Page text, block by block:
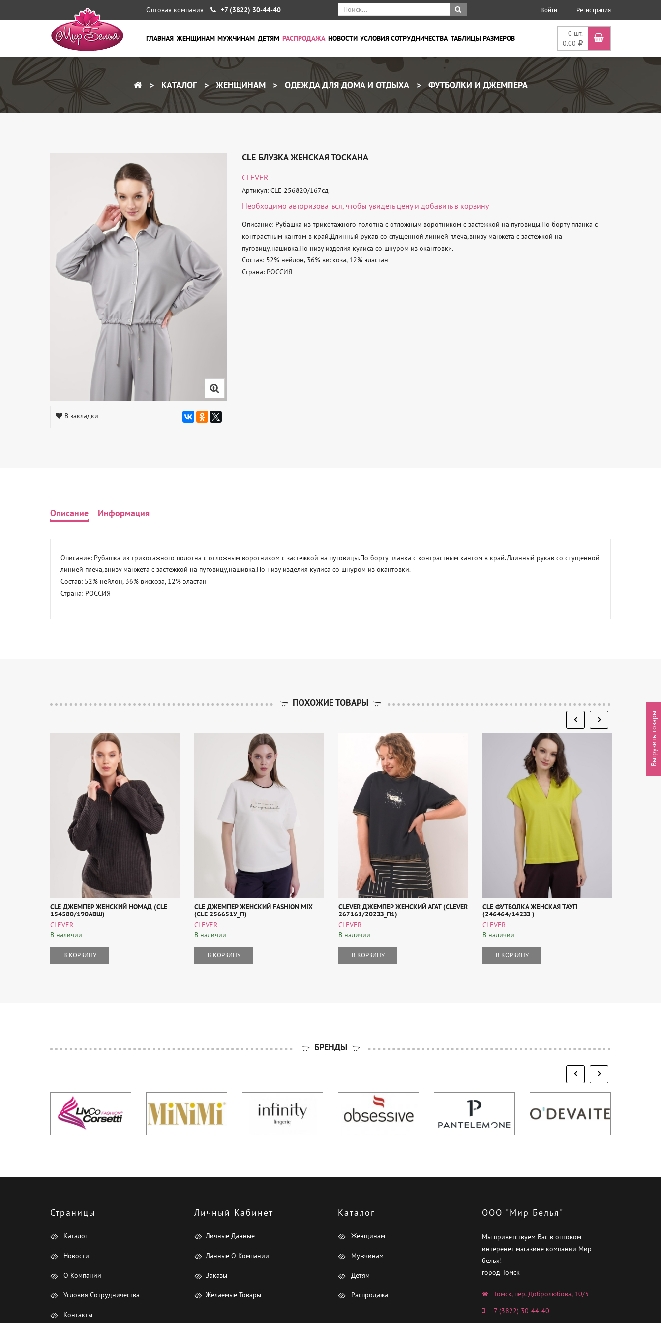
Оптовая компания +7 (3822) 30-44-40 Войти Регистрация
0 шт.
0.00
ГЛАВНАЯ ЖЕНЩИНАМ МУЖЧИНАМ ДЕТЯМ РАСПРОДАЖА НОВОСТИ УСЛОВИЯ СОТРУДНИЧЕСТВА ТАБЛИЦЫ РАЗМЕРОВ
КАТАЛОГ ЖЕНЩИНАМ ОДЕЖДА ДЛЯ ДОМА И ОТДЫХА ФУТБОЛКИ И ДЖЕМПЕРА
В закладки
CLE БЛУЗКА ЖЕНСКАЯ ТОСКАНА
CLEVER
Артикул: CLE 256820/167сд
Необходимо авторизоваться, чтобы увидеть цену и добавить в корзину
Описание: Рубашка из трикотажного полотна с отложным воротником с застежкой на пуговицы.По борту планка с
контрастным кантом в край.Длинный рукав со спущенной линией плеча,внизу манжета с застежкой на
пуговицу,нашивка.По низу изделия кулиса со шнуром из окантовки.
Состав: 52% нейлон, 36% вискоза, 12% эластан
Страна: РОССИЯ
Описание Информация
Описание: Рубашка из трикотажного полотна с отложным воротником с застежкой на пуговицы.По борту планка с контрастным кантом в край.Длинный рукав со спущенной
линией плеча,внизу манжета с застежкой на пуговицу,нашивка.По низу изделия кулиса со шнуром из окантовки.
Состав: 52% нейлон, 36% вискоза, 12% эластан
Страна: РОССИЯ
ПОХОЖИЕ ТОВАРЫ
CLE ДЖЕМПЕР ЖЕНСКИЙ НОМАД (CLE
154580/190АВШ)
CLEVER
В наличии
В КОРЗИНУ
CLE ДЖЕМПЕР ЖЕНСКИЙ FASHION MIX
(CLE 256651У_П)
CLEVER
В наличии
В КОРЗИНУ
CLEVER ДЖЕМПЕР ЖЕНСКИЙ АГАТ (CLEVER
267161/202ЗЗ_П1)
CLEVER
В наличии
В КОРЗИНУ
CLE ФУТБОЛКА ЖЕНСКАЯ ТАУП
(246464/142ЗЗ )
CLEVER
В наличии
В КОРЗИНУ
БРЕНДЫ
Страницы
Каталог
Новости
О Компании
Условия Сотрудничества
Контакты
Личный Кабинет
Личные Данные
Данные О Компании
Заказы
Желаемые Товары
Каталог
Женщинам
Мужчинам
Детям
Распродажа
ООО "Мир Белья"
Мы приветствуем Вас в оптовом
интеренет-магазине компании Мир
белья!
город Томск
Томск, пер. Добролюбова, 10/3
+7 (3822) 30-44-40
Выгрузить товары